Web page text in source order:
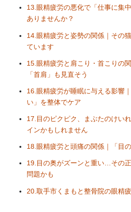
13.眼精疲労の悪化で「仕事に集
ありませんか？
14.眼精疲労と姿勢の関係｜その
ています
15.眼精疲労と肩こり・首こりの
「首肩」も見直そう
16.眼精疲労が睡眠に与える影響
い」を整体でケア
17.目のピクピク、まぶたのけい
インかもしれません
18.眼精疲労と頭痛の関係｜「目
19.目の奥がズーンと重い…その
問題かも
20.取手市くまもと整骨院の眼精